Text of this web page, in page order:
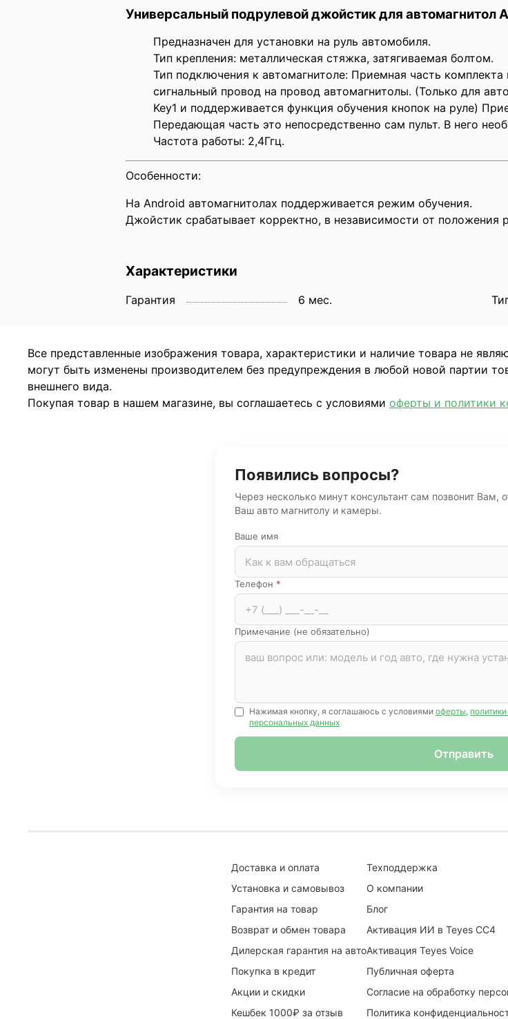
Универсальный подрулевой джойстик для автомагнитол
Предназначен для установки на руль автомобиля.
Тип крепления: металлическая стяжка, затягиваемая болтом.
Тип подключения к автомагнитоле: Приемная часть
сигнальный провод на провод автомагнитолы. (Только для
Key1 и поддерживается функция обучения кнопок на руле)
Передающая часть это непосредственно сам пульт. В него
Частота работы: 2,4Ггц.
Особенности:
На Android автомагнитолах поддерживается режим обучения.
Джойстик срабатывает корректно, в независимости от положения
Характеристики
Гарантия 6 мес.
Все представленные изображения товара, характеристики и наличие товара не
могут быть изменены производителем без предупреждения в любой новой партии
внешнего вида.
Покупая товар в нашем магазине, вы соглашаетесь с условиями оферты и политики
Появились вопросы?
Через несколько минут консультант сам позвонит Вам,
Ваш авто магнитолу и камеры.
Ваше имя
Телефон *
Примечание (не обязательно)
Нажимая кнопку, я соглашаюсь с условиями оферты,
персональных данных
Отправить
Доставка и оплата
Установка и самовывоз
Гарантия на товар
Возврат и обмен товара
Дилерская гарантия на авто
Покупка в кредит
Акции и скидки
Кешбек 1000₽ за отзыв
Техподдержка
О компании
Блог
Активация ИИ в Teyes CC4
Активация Teyes Voice
Публичная оферта
Согласие на обработку
Политика